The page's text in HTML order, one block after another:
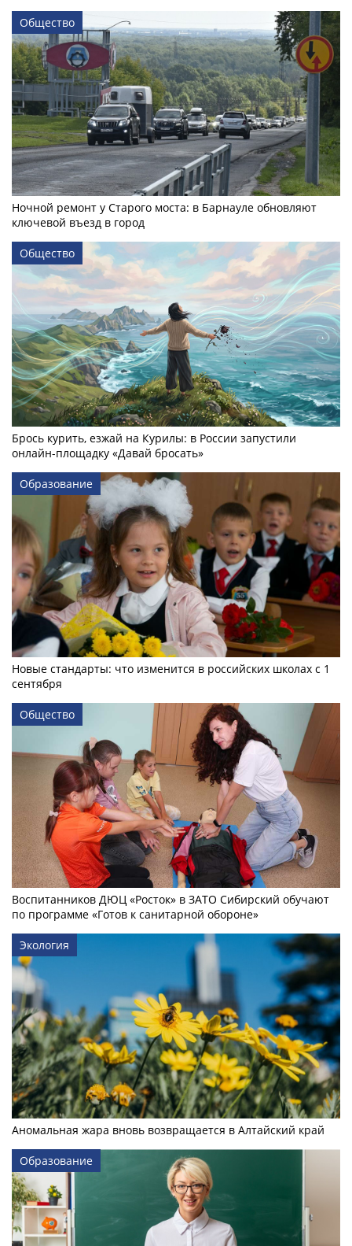
Общество
Ночной ремонт у Старого моста: в Барнауле обновляют
ключевой въезд в город
Общество
Брось курить, езжай на Курилы: в России запустили
онлайн-­площадку «Давай бросать»
Образование
Новые стандарты: что изменится в российских школах с 1
сентября
Общество
Воспитанников ДЮЦ «Росток» в ЗАТО Сибирский обучают
по программе «Готов к санитарной обороне»
Экология
Аномальная жара вновь возвращается в Алтайский край
Образование